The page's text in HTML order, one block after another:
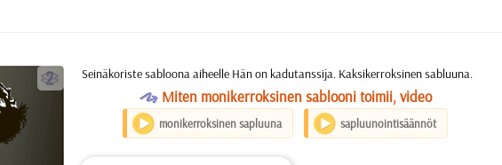
b Seinäkoriste sabloona aiheelle Hän on kadutanssija. Kaksikerroksinen sabluuna.
O Miten monikerroksinen sablooni toimii, video
monikerroksinen sapluuna sapluunointisäännöt